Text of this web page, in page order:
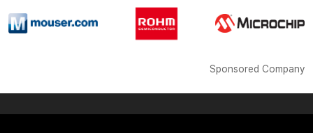
Sponsored Company